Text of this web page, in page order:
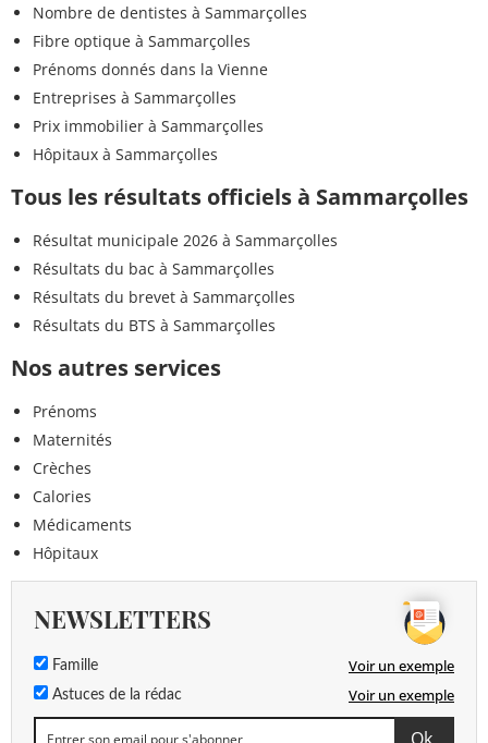
Nombre de dentistes à Sammarçolles
Fibre optique à Sammarçolles
Prénoms donnés dans la Vienne
Entreprises à Sammarçolles
Prix immobilier à Sammarçolles
Hôpitaux à Sammarçolles
Tous les résultats officiels à Sammarçolles
Résultat municipale 2026 à Sammarçolles
Résultats du bac à Sammarçolles
Résultats du brevet à Sammarçolles
Résultats du BTS à Sammarçolles
Nos autres services
Prénoms
Maternités
Crèches
Calories
Médicaments
Hôpitaux
NEWSLETTERS
Famille Voir un exemple
Astuces de la rédac Voir un exemple